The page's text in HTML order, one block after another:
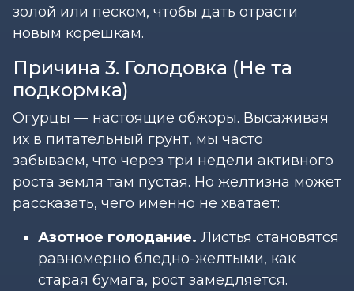
золой или песком, чтобы дать отрасти
новым корешкам.
Причина 3. Голодовка (Не та
подкормка)
Огурцы — настоящие обжоры. Высаживая
их в питательный грунт, мы часто
забываем, что через три недели активного
роста земля там пустая. Но желтизна может
рассказать, чего именно не хватает:
Азотное голодание. Листья становятся
равномерно бледно-желтыми, как
старая бумага, рост замедляется.